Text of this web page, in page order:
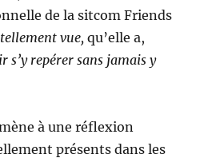
de la sitcom Friends
vue, qu’elle a,
s’y repérer sans jamais y
à une réflexion
présents dans les